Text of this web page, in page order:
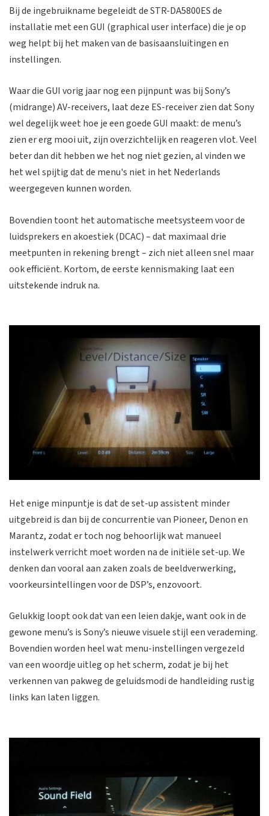
Bij de ingebruikname begeleidt de STR-DA5800ES de
installatie met een GUI (graphical user interface) die je op
weg helpt bij het maken van de basisaansluitingen en
instellingen.
Waar die GUI vorig jaar nog een pijnpunt was bij Sony’s
(midrange) AV-receivers, laat deze ES-receiver zien dat Sony
wel degelijk weet hoe je een goede GUI maakt: de menu’s
zien er erg mooi uit, zijn overzichtelijk en reageren vlot. Veel
beter dan dit hebben we het nog niet gezien, al vinden we
het wel spijtig dat de menu's niet in het Nederlands
weergegeven kunnen worden.
Bovendien toont het automatische meetsysteem voor de
luidsprekers en akoestiek (DCAC) – dat maximaal drie
meetpunten in rekening brengt – zich niet alleen snel maar
ook efficiënt. Kortom, de eerste kennismaking laat een
uitstekende indruk na.
Het enige minpuntje is dat de set-up assistent minder
uitgebreid is dan bij de concurrentie van Pioneer, Denon en
Marantz, zodat er toch nog behoorlijk wat manueel
instelwerk verricht moet worden na de initiële set-up. We
denken dan vooral aan zaken zoals de beeldverwerking,
voorkeursintellingen voor de DSP’s, enzovoort.
Gelukkig loopt ook dat van een leien dakje, want ook in de
gewone menu’s is Sony’s nieuwe visuele stijl een verademing.
Bovendien worden heel wat menu-instellingen vergezeld
van een woordje uitleg op het scherm, zodat je bij het
verkennen van pakweg de geluidsmodi de handleiding rustig
links kan laten liggen.